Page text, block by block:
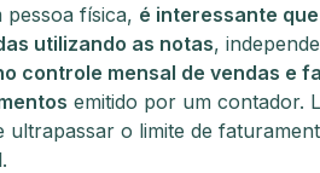
pessoa física, é interessante
utilizando as notas,
controle mensal de vendas e
emitido por um contador.
ultrapassar o limite de